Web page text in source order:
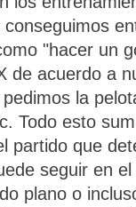
"hacer un
de acuerdo a
la
Todo esto
partido que
seguir en
plano o